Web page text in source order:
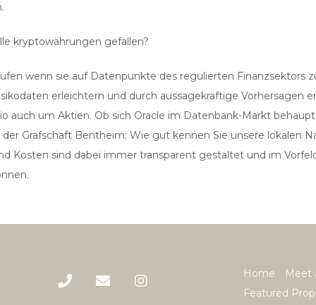
kryptowährungen gefallen?
wenn sie auf Datenpunkte des regulierten
erleichtern und durch aussagekräftige Vorhersagen
auch um Aktien. Ob sich Oracle im Datenbank-Markt
Grafschaft Bentheim: Wie gut kennen Sie unsere lokalen
Kosten sind dabei immer transparent gestaltet und im
Home
Meet
Featured